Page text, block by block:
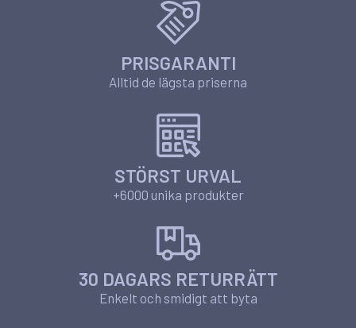
PRISGARANTI
Alltid de lägsta priserna
STÖRST URVAL
+6000 unika produkter
30 DAGARS RETURRÄTT
Enkelt och smidigt att byta